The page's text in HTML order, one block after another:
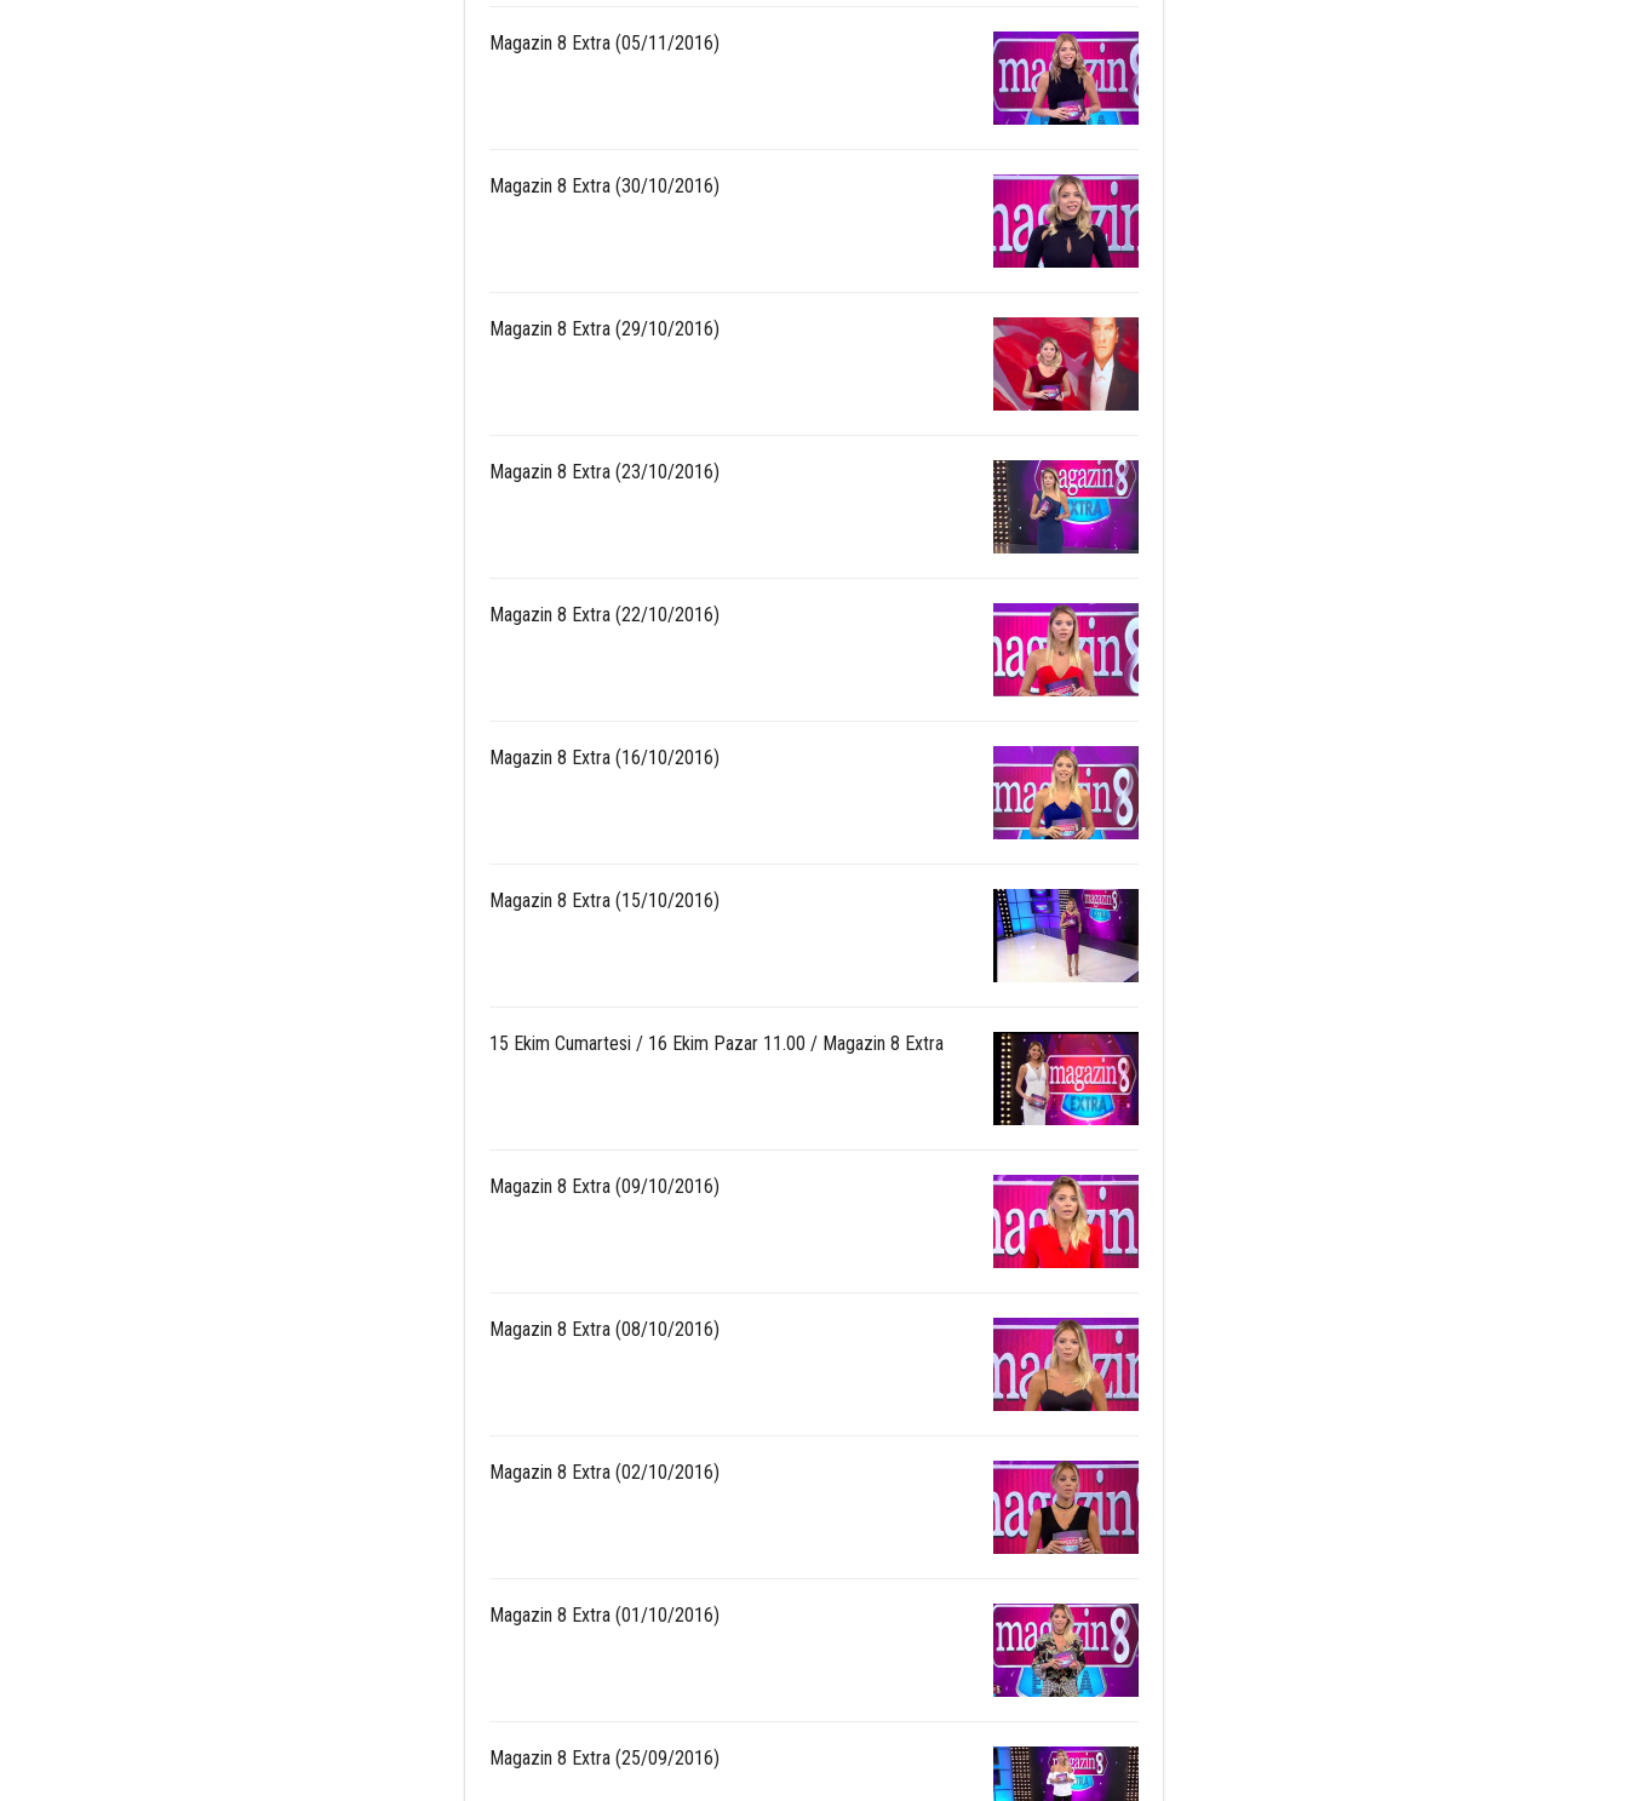
Magazin 8 Extra (05/11/2016)
Magazin 8 Extra (30/10/2016)
Magazin 8 Extra (29/10/2016)
Magazin 8 Extra (23/10/2016)
Magazin 8 Extra (22/10/2016)
Magazin 8 Extra (16/10/2016)
Magazin 8 Extra (15/10/2016)
15 Ekim Cumartesi / 16 Ekim Pazar 11.00 / Magazin 8 Extra
Magazin 8 Extra (09/10/2016)
Magazin 8 Extra (08/10/2016)
Magazin 8 Extra (02/10/2016)
Magazin 8 Extra (01/10/2016)
Magazin 8 Extra (25/09/2016)